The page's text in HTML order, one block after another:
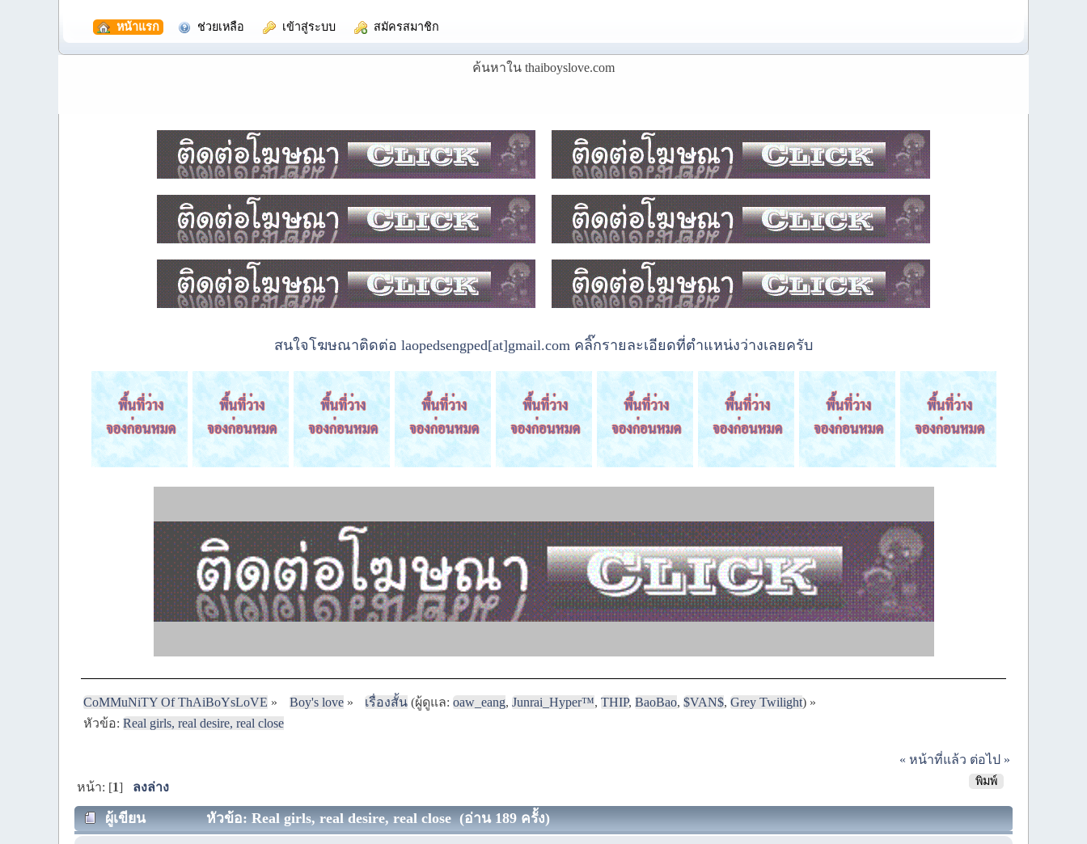
หน้าแรก ช่วยเหลือ เข้าสู่ระบบ สมัครสมาชิก
ค้นหาใน thaiboyslove.com
สนใจโฆษณาติดต่อ laopedsengped[at]gmail.com คลิ๊กรายละเอียดที่ตำแหน่งว่างเลยครับ
CoMMuNiTY Of ThAiBoYsLoVE » Boy's love» เรื่องสั้น(ผู้ดูแล: oaw_eang, Junrai_Hyper™, THIP, BaoBao, $VAN$, Grey Twilight) »
หัวข้อ:Real girls, real desire, real close
« หน้าที่แล้ว ต่อไป »
พิมพ์
หน้า: [1] ลงล่าง
ผู้เขียน หัวข้อ: Real girls, real desire, real close (อ่าน 189 ครั้ง)